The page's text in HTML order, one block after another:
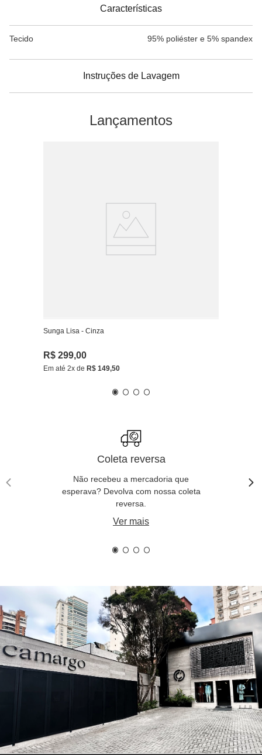
Características
Tecido 95% poliéster e 5% spandex
Instruções de Lavagem
Lançamentos
Sunga Lisa - Cinza
R$ 299,00
Em até 2x de R$ 149,50
Coleta reversa
Não recebeu a mercadoria que
esperava? Devolva com nossa coleta
reversa.
Ver mais